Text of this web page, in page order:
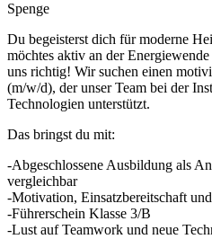
Spenge
Du begeisterst dich für moderne
möchtes aktiv an der
uns richtig! Wir suchen einen
(m/w/d), der unser Team bei der
Technologien unterstützt.
Das bringst du mit:
-Abgeschlossene Ausbildung als
vergleichbar
-Motivation, Einsatzbereitschaft
-Führerschein Klasse 3/B
-Lust auf Teamwork und neue